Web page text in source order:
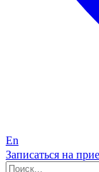
En
Записаться на